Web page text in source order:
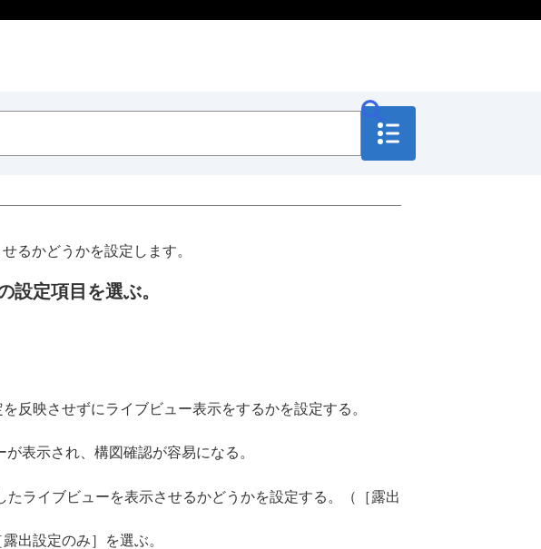
るかどうかを設定します。
設定項目を選ぶ。
反映させずにライブビュー表示をするかを設定する。
表示され、構図確認が容易になる。
ライブビューを表示させるかどうかを設定する。（
［露出
露出設定のみ］
を選ぶ。